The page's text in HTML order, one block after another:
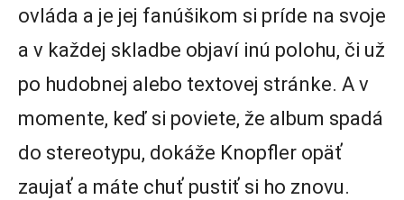
ovláda a je jej fanúšikom si príde na svoje
a v každej skladbe objaví inú polohu, či už
po hudobnej alebo textovej stránke. A v
momente, keď si poviete, že album spadá
do stereotypu, dokáže Knopfler opäť
zaujať a máte chuť pustiť si ho znovu.